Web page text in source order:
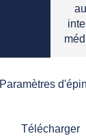
Paramètres
Télécharger